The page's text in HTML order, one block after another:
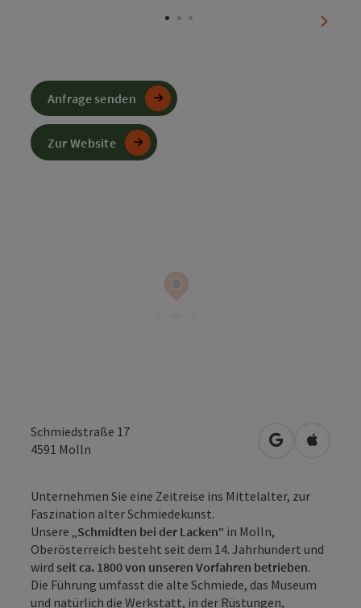
Schmiedstraße 17
4591 Molln in Google
in
Unternehmen Sie eine Zeitreise ins Mittelalter, zur
Faszination alter Schmiedekunst.
Unsere „ Schmidten bei der Lacken“ in Molln,
Oberösterreich besteht seit dem 14. Jahrhundert und
wird seit ca. 1800 von unseren Vorfahren betrieben.
Die Führung umfasst die alte Schmiede, das Museum
und natürlich die Werkstatt, in der Rüstungen,
Anfrage senden
Zur Website